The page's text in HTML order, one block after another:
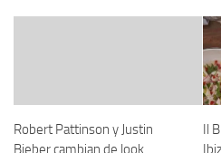
Robert Pattinson y Justin
Bieber cambian de look
Il